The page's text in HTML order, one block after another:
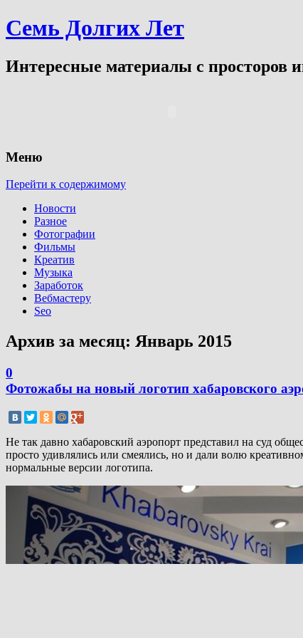
Семь Долгих Лет
Интересные материалы с просторов
Меню
Перейти к содержимому
Новости
Разное
Фотографии
Фильмы
Креатив
Музыка
Заработок
Вебмастеру
Seo
Архив за месяц: Январь 2015
0
Фотожабы на новый логотип хабаровского
Не так давно хабаровский аэропорт представил на суд
просто удивлялись или смеялись, но и дали волю
нормальные версии логотипа.